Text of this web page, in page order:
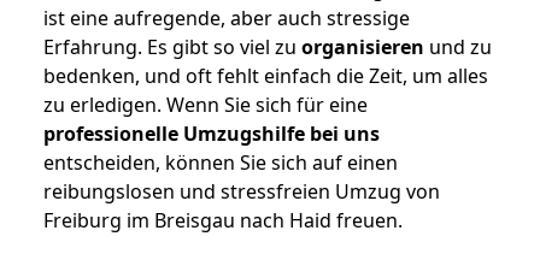
ist eine aufregende, aber auch stressige
Erfahrung. Es gibt so viel zu organisieren und zu
bedenken, und oft fehlt einfach die Zeit, um alles
zu erledigen. Wenn Sie sich für eine
professionelle Umzugshilfe bei uns
entscheiden, können Sie sich auf einen
reibungslosen und stressfreien Umzug von
Freiburg im Breisgau nach Haid freuen.